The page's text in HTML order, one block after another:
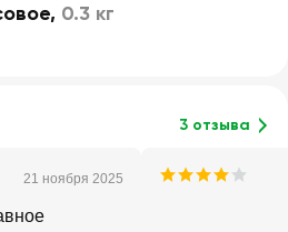
, 0.3 кг
3 отзыва
21 ноября 2025